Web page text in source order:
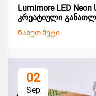
Lumimore LED
კრეატიული
Ნახეთ მეტი
02
Sep